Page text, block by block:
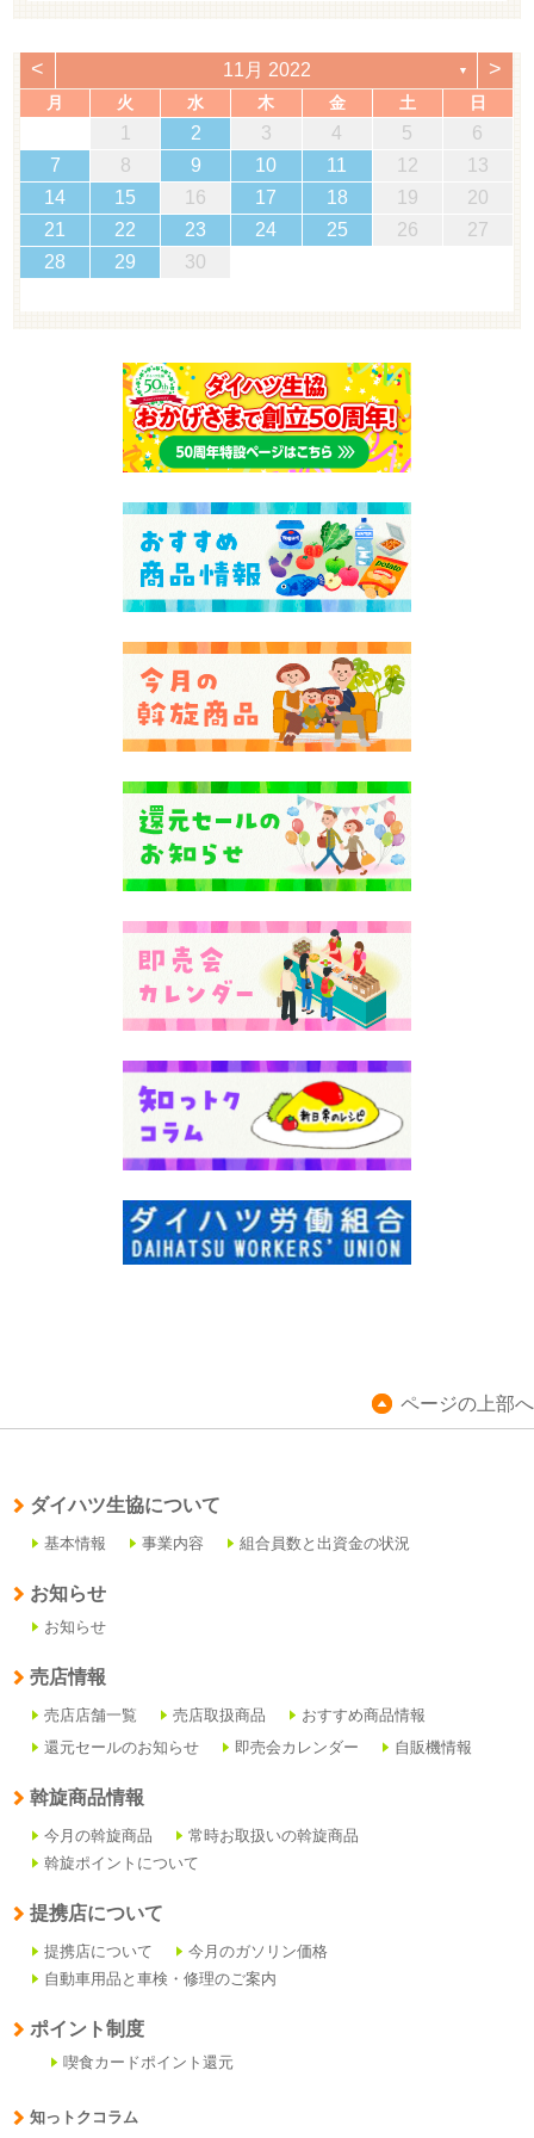
< 11月 2022 ▼ >
月 火 水 木 金 土 日
1 2 3 4 5
6
7
8 9 10 11 12
13
14
15 16 17 18 19
20
21
22 23 24 25 26
27
28
29 30
ページの上部へ
ダイハツ生協について
基本情報 事業内容 組合員数と出資金の状況
お知らせ
お知らせ
売店情報
売店店舗一覧 売店取扱商品
おすすめ商品情報
還元セールのお知らせ
即売会カレンダー 自販機情報
斡旋商品情報
今月の斡旋商品
常時お取扱いの斡旋商品
斡旋ポイントについて
提携店について
提携店について
今月のガソリン価格
自動車用品と車検・修理のご案内
ポイント制度
喫食カードポイント還元
知っトクコラム